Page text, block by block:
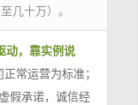
几十万）。
动，靠实例说
常运营为标准；
假承诺，诚信经